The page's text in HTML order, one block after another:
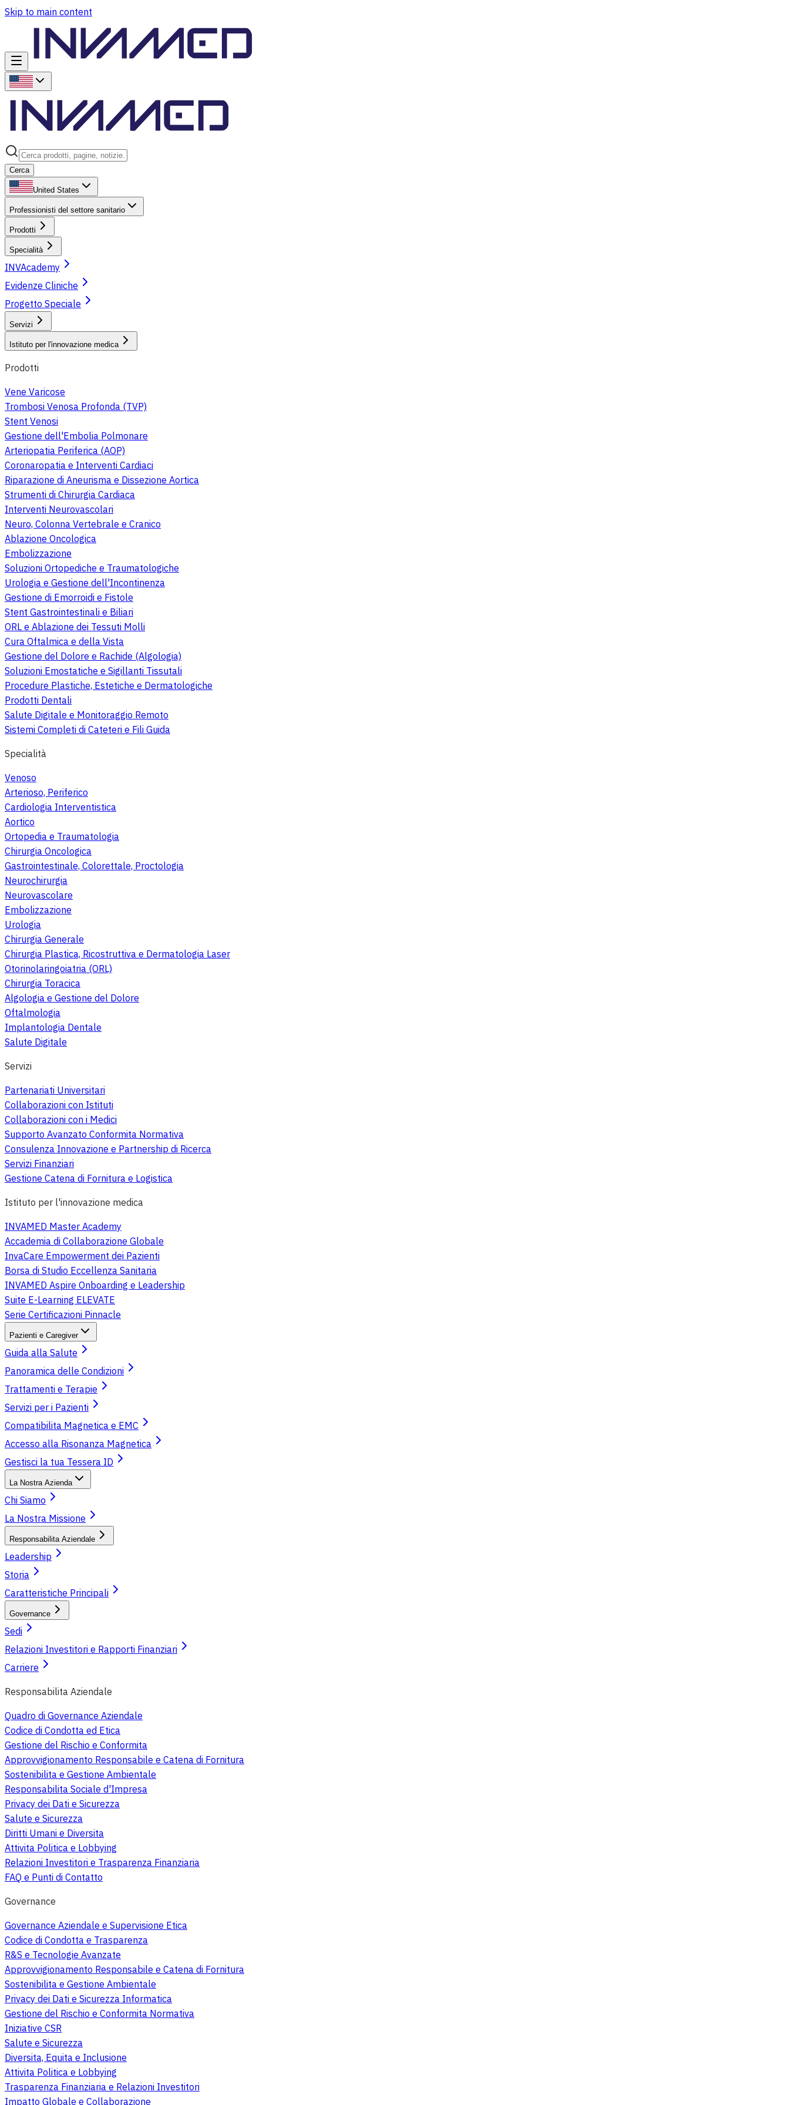
Skip to main content
Cerca
United States
Professionisti del settore sanitario
Prodotti
Specialità
INVAcademy
Evidenze Cliniche
Progetto Speciale
Servizi
Istituto per l'innovazione medica
Prodotti
Vene Varicose
Trombosi Venosa Profonda (TVP)
Stent Venosi
Gestione dell'Embolia Polmonare
Arteriopatia Periferica (AOP)
Coronaropatia e Interventi Cardiaci
Riparazione di Aneurisma e Dissezione Aortica
Strumenti di Chirurgia Cardiaca
Interventi Neurovascolari
Neuro, Colonna Vertebrale e Cranico
Ablazione Oncologica
Embolizzazione
Soluzioni Ortopediche e Traumatologiche
Urologia e Gestione dell'Incontinenza
Gestione di Emorroidi e Fistole
Stent Gastrointestinali e Biliari
ORL e Ablazione dei Tessuti Molli
Cura Oftalmica e della Vista
Gestione del Dolore e Rachide (Algologia)
Soluzioni Emostatiche e Sigillanti Tissutali
Procedure Plastiche, Estetiche e Dermatologiche
Prodotti Dentali
Salute Digitale e Monitoraggio Remoto
Sistemi Completi di Cateteri e Fili Guida
Specialità
Venoso
Arterioso, Periferico
Cardiologia Interventistica
Aortico
Ortopedia e Traumatologia
Chirurgia Oncologica
Gastrointestinale, Colorettale, Proctologia
Neurochirurgia
Neurovascolare
Embolizzazione
Urologia
Chirurgia Generale
Chirurgia Plastica, Ricostruttiva e Dermatologia Laser
Otorinolaringoiatria (ORL)
Chirurgia Toracica
Algologia e Gestione del Dolore
Oftalmologia
Implantologia Dentale
Salute Digitale
Servizi
Partenariati Universitari
Collaborazioni con Istituti
Collaborazioni con i Medici
Supporto Avanzato Conformita Normativa
Consulenza Innovazione e Partnership di Ricerca
Servizi Finanziari
Gestione Catena di Fornitura e Logistica
Istituto per l'innovazione medica
INVAMED Master Academy
Accademia di Collaborazione Globale
InvaCare Empowerment dei Pazienti
Borsa di Studio Eccellenza Sanitaria
INVAMED Aspire Onboarding e Leadership
Suite E-Learning ELEVATE
Serie Certificazioni Pinnacle
Pazienti e Caregiver
Guida alla Salute
Panoramica delle Condizioni
Trattamenti e Terapie
Servizi per i Pazienti
Compatibilita Magnetica e EMC
Accesso alla Risonanza Magnetica
Gestisci la tua Tessera ID
La Nostra Azienda
Chi Siamo
La Nostra Missione
Responsabilita Aziendale
Leadership
Storia
Caratteristiche Principali
Governance
Sedi
Relazioni Investitori e Rapporti Finanziari
Carriere
Responsabilita Aziendale
Quadro di Governance Aziendale
Codice di Condotta ed Etica
Gestione del Rischio e Conformita
Approvvigionamento Responsabile e Catena di Fornitura
Sostenibilita e Gestione Ambientale
Responsabilita Sociale d'Impresa
Privacy dei Dati e Sicurezza
Salute e Sicurezza
Diritti Umani e Diversita
Attivita Politica e Lobbying
Relazioni Investitori e Trasparenza Finanziaria
FAQ e Punti di Contatto
Governance
Governance Aziendale e Supervisione Etica
Codice di Condotta e Trasparenza
R&S e Tecnologie Avanzate
Approvvigionamento Responsabile e Catena di Fornitura
Sostenibilita e Gestione Ambientale
Privacy dei Dati e Sicurezza Informatica
Gestione del Rischio e Conformita Normativa
Iniziative CSR
Salute e Sicurezza
Diversita, Equita e Inclusione
Attivita Politica e Lobbying
Trasparenza Finanziaria e Relazioni Investitori
Impatto Globale e Collaborazione